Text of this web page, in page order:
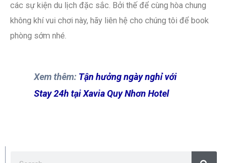
các sự kiện du lịch đặc sắc. Bởi thế để cùng hòa chung
không khí vui chơi này, hãy liên hệ cho chúng tôi để book
phòng sớm nhé.
Xem thêm: Tận hưởng ngày nghỉ với
Stay 24h tại Xavia Quy Nhơn Hotel